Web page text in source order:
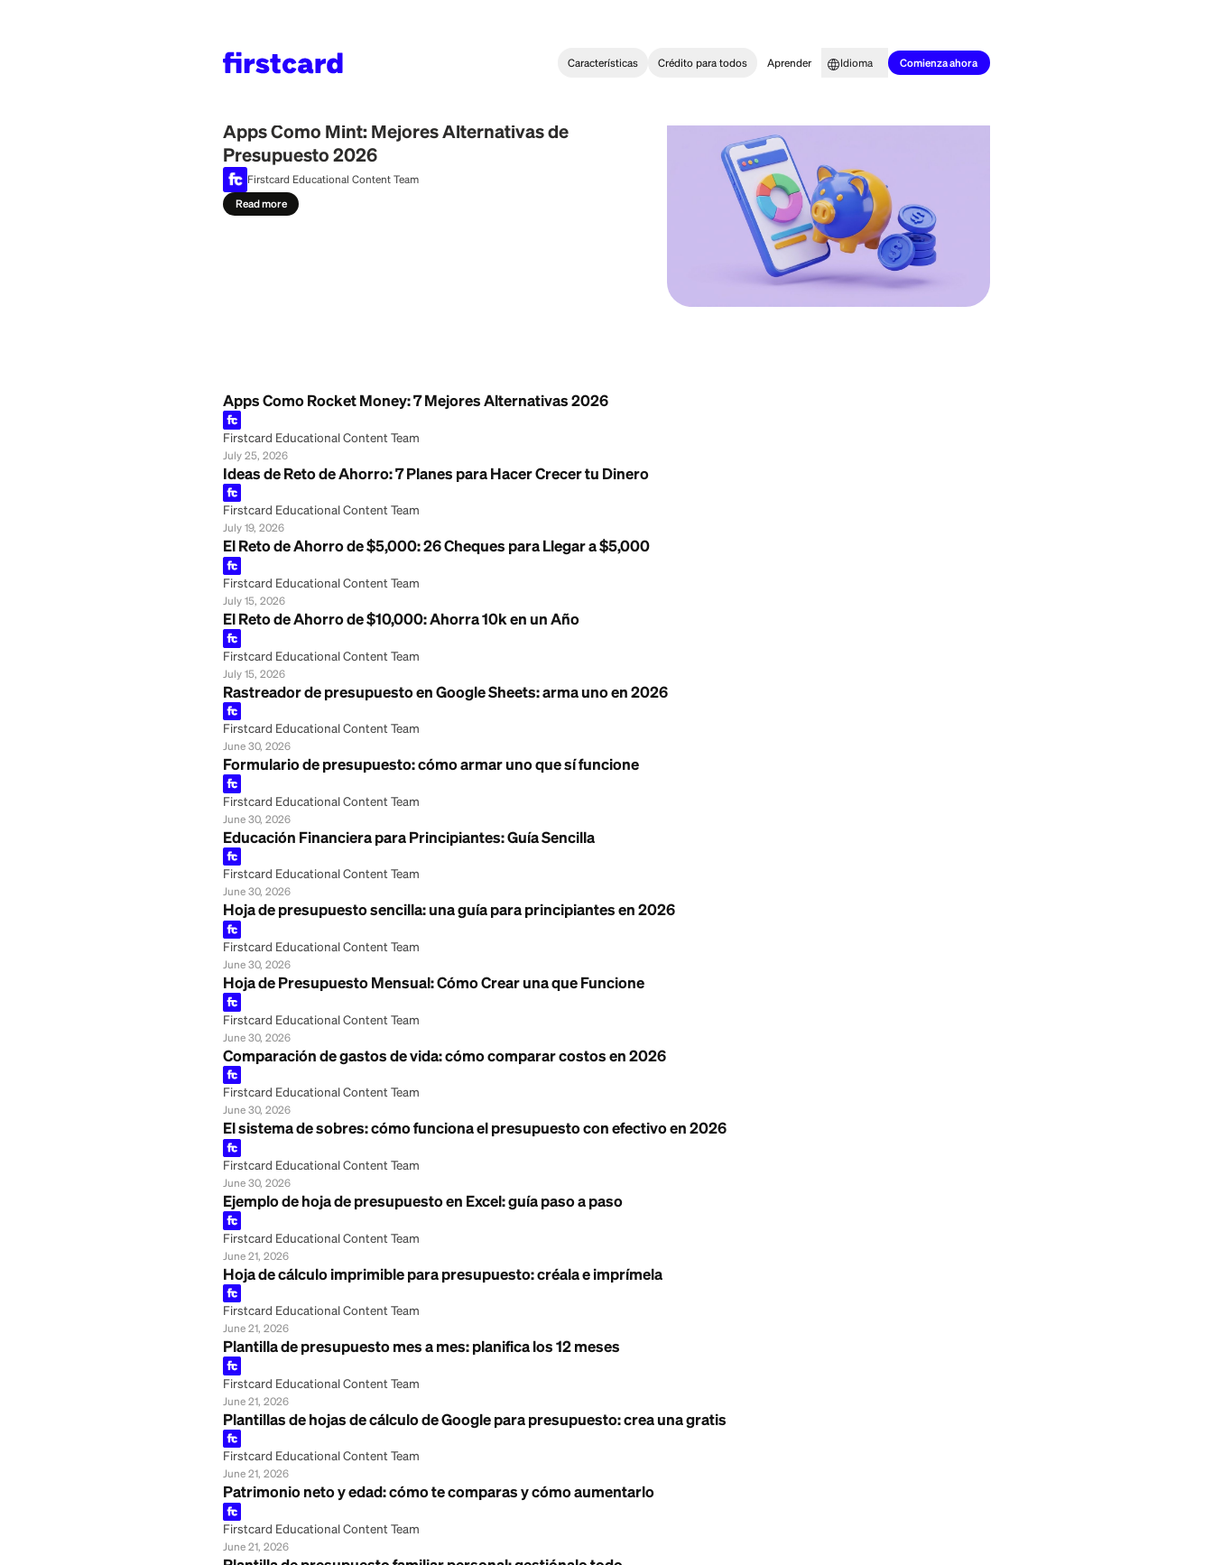
Características Crédito para todos Aprender Idioma
Home>Learn
July 25, 2026
Apps Como Mint: Mejores Alternativas de
Presupuesto 2026
Firstcard Educational Content Team
Apps Como Rocket Money: 7 Mejores Alternativas 2026
Firstcard Educational Content Team
July 25, 2026
Ideas de Reto de Ahorro: 7 Planes para Hacer Crecer tu Dinero
Firstcard Educational Content Team
July 19, 2026
Firstcard Educational Content Team
El Reto de Ahorro de $10,000: Ahorra 10k en un Año
Firstcard Educational Content Team
Rastreador de presupuesto en Google Sheets: arma uno en 2026
June 30, 2026
Formulario de presupuesto: cómo armar uno que sí funcione
Firstcard Educational Content Team
June 30, 2026
Educación Financiera para Principiantes: Guía Sencilla
Firstcard Educational Content Team
June 30, 2026
Hoja de presupuesto sencilla: una guía para principiantes en 2026
Firstcard Educational Content Team
June 30, 2026
Hoja de Presupuesto Mensual: Cómo Crear una que Funcione
Firstcard Educational Content Team
Comparación de gastos de vida: cómo comparar costos en 2026
Firstcard Educational Content Team
June 30, 2026
El sistema de sobres: cómo funciona el presupuesto con efectivo en 2026
June 30, 2026
Ejemplo de hoja de presupuesto en Excel: guía paso a paso
Firstcard Educational Content Team
June 21, 2026
Hoja de cálculo imprimible para presupuesto: créala e imprímela
Firstcard Educational Content Team